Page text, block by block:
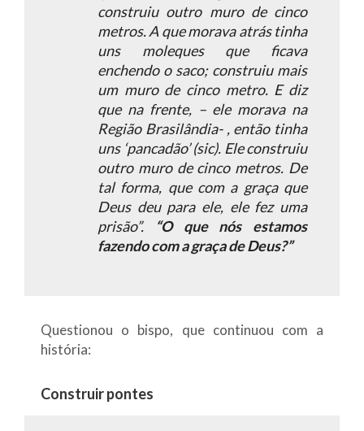
construiu outro muro de cinco
metros. A que morava atrás tinha
uns moleques que ficava
enchendo o saco; construiu mais
um muro de cinco metro. E diz
que na frente, – ele morava na
Região Brasilândia- , então tinha
uns ‘pancadão’ (sic). Ele construiu
outro muro de cinco metros. De
tal forma, que com a graça que
Deus deu para ele, ele fez uma
prisão”.
“O que nós estamos
fazendo com a graça de Deus?”
Questionou o bispo, que continuou com a
história:
Construir pontes